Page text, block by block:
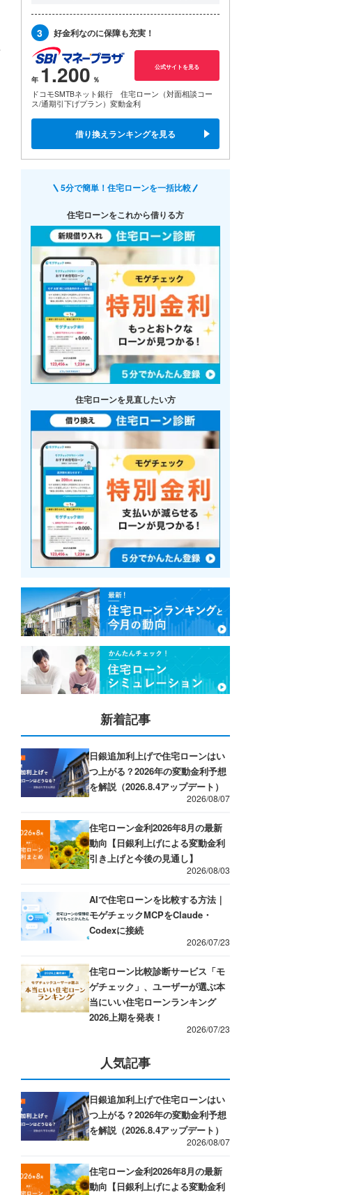
3 好金利なのに保障も充実！
1.200 公式サイトを見る
ドコモSMTBネット銀行 住宅ローン（対面相談コー
ス/通期引下げプラン）変動金利
借り換えランキングを見る
5分で簡単！住宅ローンを一括比較
住宅ローンをこれから借りる方
住宅ローンを見直したい方
新着記事
日銀追加利上げで住宅ローンはい
つ上がる？2026年の変動金利予想
を解説（2026.8.4アップデート）
2026/08/07
住宅ローン金利2026年8月の最新
動向【日銀利上げによる変動金利
引き上げと今後の見通し】
2026/08/03
AIで住宅ローンを比較する方法｜
モゲチェックMCPをClaude・
Codexに接続
2026/07/23
住宅ローン比較診断サービス「モ
ゲチェック」、ユーザーが選ぶ本
当にいい住宅ローンランキング
2026上期を発表！
2026/07/23
人気記事
日銀追加利上げで住宅ローンはい
つ上がる？2026年の変動金利予想
を解説（2026.8.4アップデート）
2026/08/07
住宅ローン金利2026年8月の最新
動向【日銀利上げによる変動金利